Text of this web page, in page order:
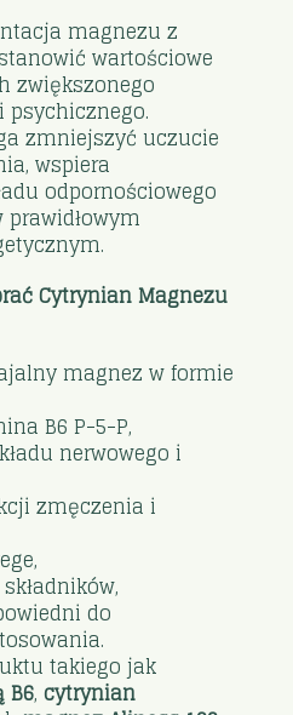
magnezu z
wartościowe
zwiększonego
psychicznego.
zmniejszyć uczucie
wspiera
odpornościowego
prawidłowym
Cytrynian Magnezu
magnez w formie
B6 P-5-P,
nerwowego i
zmęczenia i
do
takiego jak
B6,cytrynian